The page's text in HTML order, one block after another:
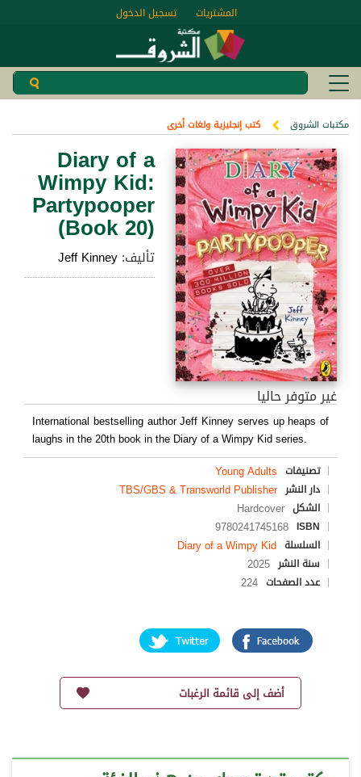
تسجيل الدخول المشتريات
مكتبات الشروق كتب إنجليزية ولغات أخرى
Diary of a
Wimpy Kid:
Partypooper
(Book 20)
تأليف:Jeff Kinney
غير متوفر حاليا
International bestselling author Jeff Kinney serves up heaps of
laughs in the 20th book in the Diary of a Wimpy Kid series.
تصنيفات Young Adults
دار النشر TBS/GBS & Transworld Publisher
الشكل Hardcover
ISBN
9780241745168
السلسلة Diary of a Wimpy Kid
سنة النشر 2025
عدد الصفحات 224
أضف إلى قائمة الرغبات